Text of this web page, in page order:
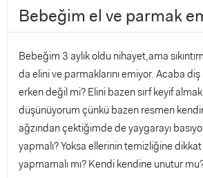
Bebeğim el ve parmak
Bebeğim 3 aylık oldu nihayet,ama
da elini ve parmaklarını emiyor. Acaba diş
erken değil mi? Elini bazen sırf keyif
düşünüyorum çünkü bazen resmen
ağzından çektiğimde de yaygarayı
yapmalı? Yoksa ellerinin temizliğine
yapmamalı mı? Kendi kendine unutur